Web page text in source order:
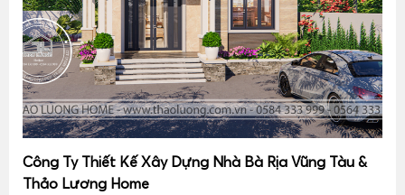
Công Ty Thiết Kế Xây Dựng Nhà Bà Rịa Vũng Tàu &
Thảo Lương Home